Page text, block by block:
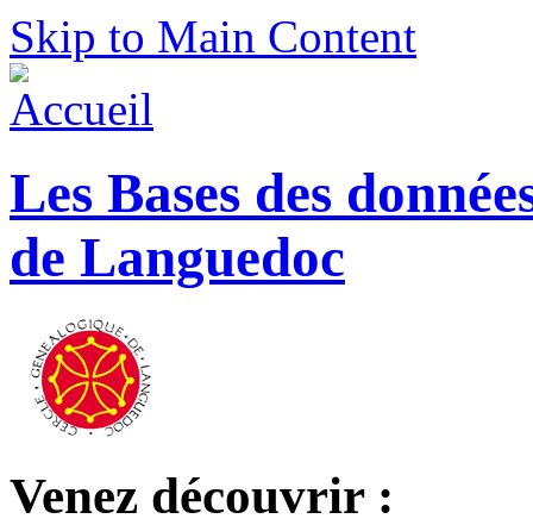
Skip to Main Content
Les Bases des
de Languedoc
Venez découvrir :